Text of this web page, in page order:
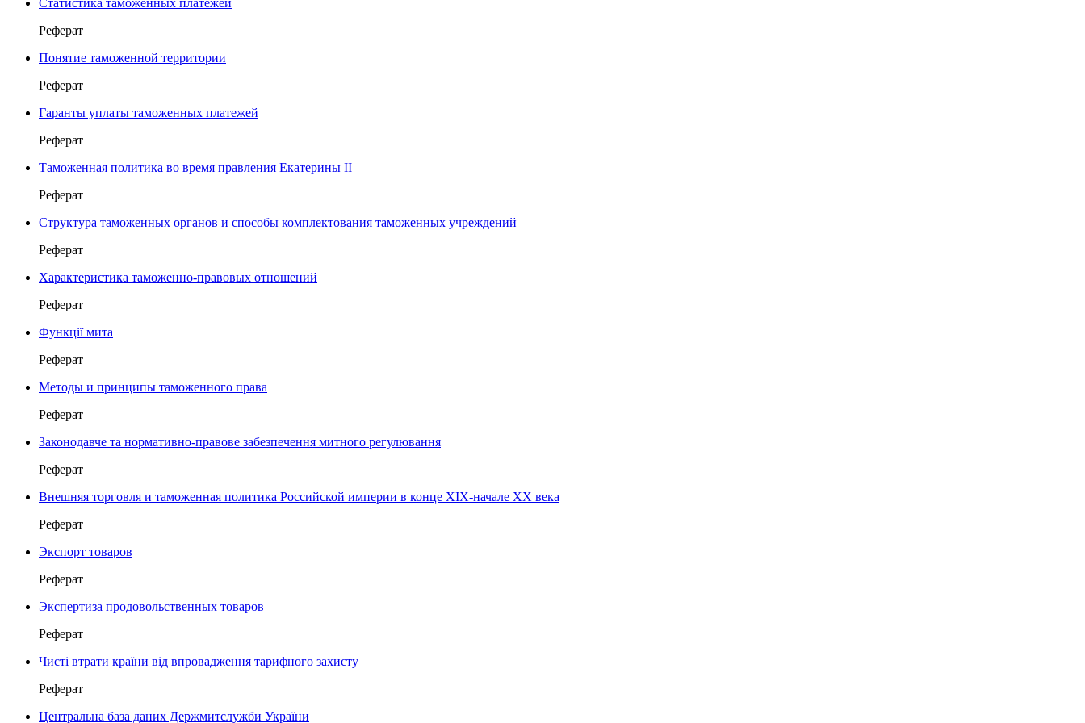
Реферат
Понятие таможенной территории
Реферат
Гаранты уплаты таможенных платежей
Реферат
Таможенная политика во время правления Екатерины II
Реферат
Структура таможенных органов и способы комплектования таможенных учреждений
Реферат
Характеристика таможенно-правовых отношений
Реферат
Функції мита
Реферат
Методы и принципы таможенного права
Реферат
Законодавче та нормативно-правове забезпечення митного регулювання
Реферат
Внешняя торговля и таможенная политика Российской империи в конце XIX-начале XX века
Реферат
Экспорт товаров
Реферат
Экспертиза продовольственных товаров
Реферат
Чисті втрати країни від впровадження тарифного захисту
Реферат
Центральна база даних Держмитслужби України